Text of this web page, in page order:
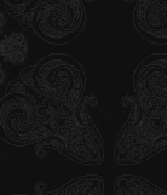
定！
弾更新！